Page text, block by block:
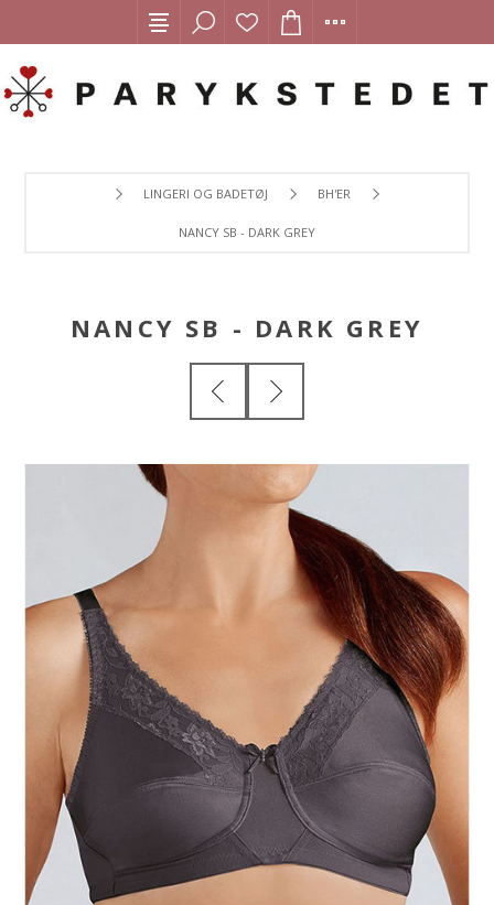
LINGERI OG BADETØJ BH'ER
NANCY SB - DARK GREY
NANCY SB - DARK GREY